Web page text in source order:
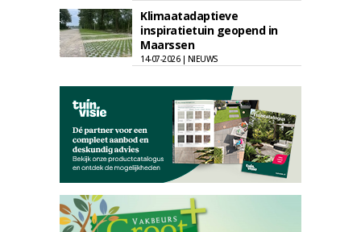
Klimaatadaptieve
inspiratietuin geopend in
Maarssen
14-07-2026 | NIEUWS